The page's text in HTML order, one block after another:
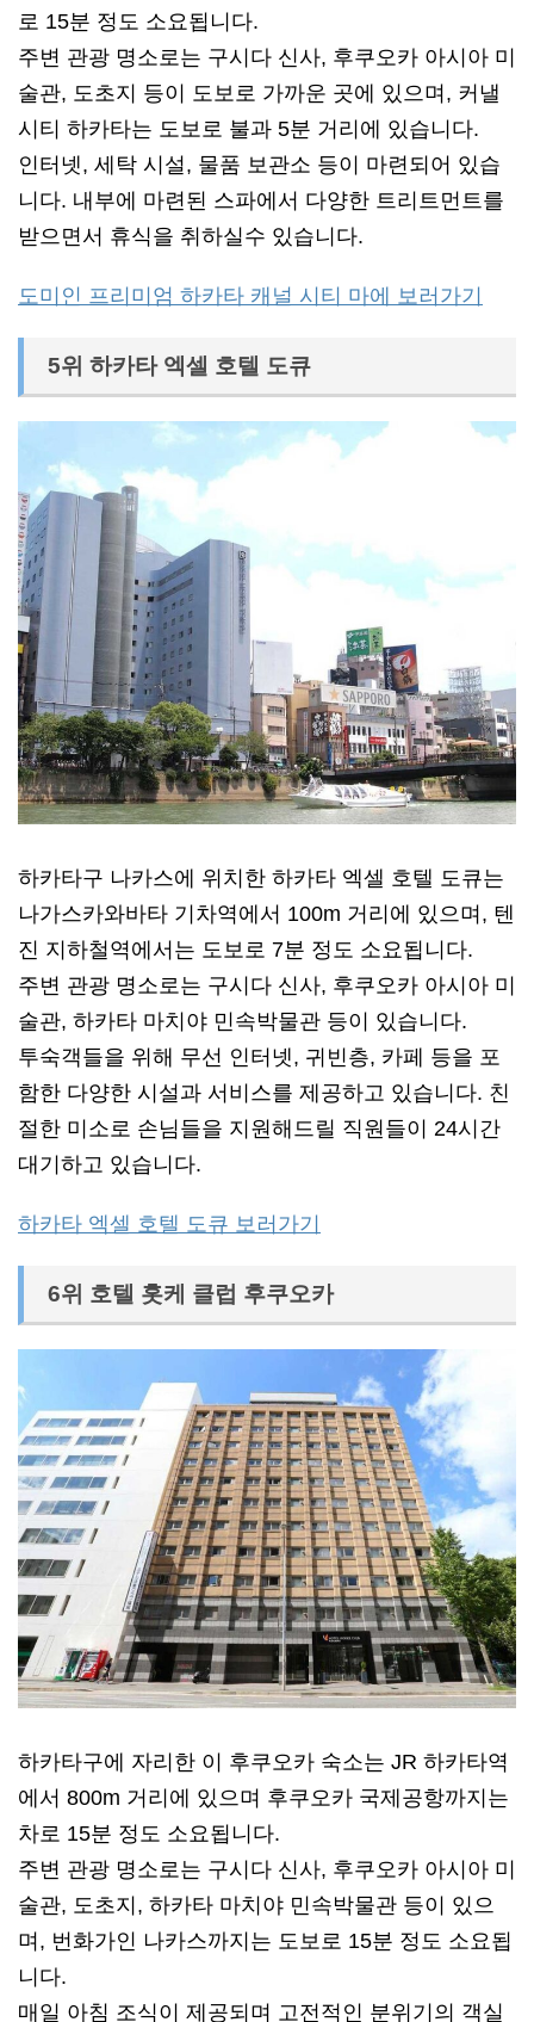
로 15분 정도 소요됩니다.
주변 관광 명소로는 구시다 신사, 후쿠오카 아시아 미
술관, 도초지 등이 도보로 가까운 곳에 있으며, 커낼
시티 하카타는 도보로 불과 5분 거리에 있습니다.
인터넷, 세탁 시설, 물품 보관소 등이 마련되어 있습
니다. 내부에 마련된 스파에서 다양한 트리트먼트를
받으면서 휴식을 취하실수 있습니다.
도미인 프리미엄 하카타 캐널 시티 마에 보러가기
5위 하카타 엑셀 호텔 도큐
하카타구 나카스에 위치한 하카타 엑셀 호텔 도큐는
나가스카와바타 기차역에서 100m 거리에 있으며, 텐
진 지하철역에서는 도보로 7분 정도 소요됩니다.
주변 관광 명소로는 구시다 신사, 후쿠오카 아시아 미
술관, 하카타 마치야 민속박물관 등이 있습니다.
투숙객들을 위해 무선 인터넷, 귀빈층, 카페 등을 포
함한 다양한 시설과 서비스를 제공하고 있습니다. 친
절한 미소로 손님들을 지원해드릴 직원들이 24시간
대기하고 있습니다.
하카타 엑셀 호텔 도큐 보러가기
6위 호텔 홋케 클럽 후쿠오카
하카타구에 자리한 이 후쿠오카 숙소는 JR 하카타역
에서 800m 거리에 있으며 후쿠오카 국제공항까지는
차로 15분 정도 소요됩니다.
주변 관광 명소로는 구시다 신사, 후쿠오카 아시아 미
술관, 도초지, 하카타 마치야 민속박물관 등이 있으
며, 번화가인 나카스까지는 도보로 15분 정도 소요됩
니다.
매일 아침 조식이 제공되며 고전적인 분위기의 객실